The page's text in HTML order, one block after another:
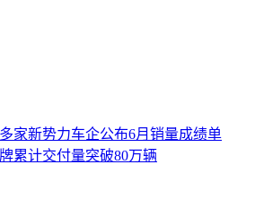
家新势力车企公布6月销量成绩单
累计交付量突破80万辆